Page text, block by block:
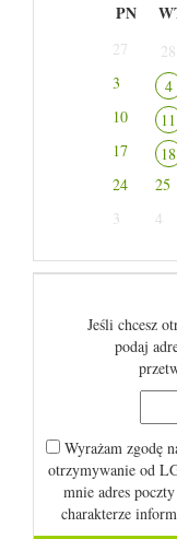
PN
27 28
3
4
10
11
17
18
24
25
3
4
Jeśli chcesz
podaj
Wyrażam zgodę
otrzymywanie od
mnie adres
charakterze